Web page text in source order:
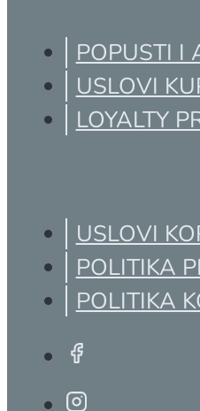
POPUSTI I
USLOVI
LOYALTY
USLOVI
POLITIKA
POLITIKA